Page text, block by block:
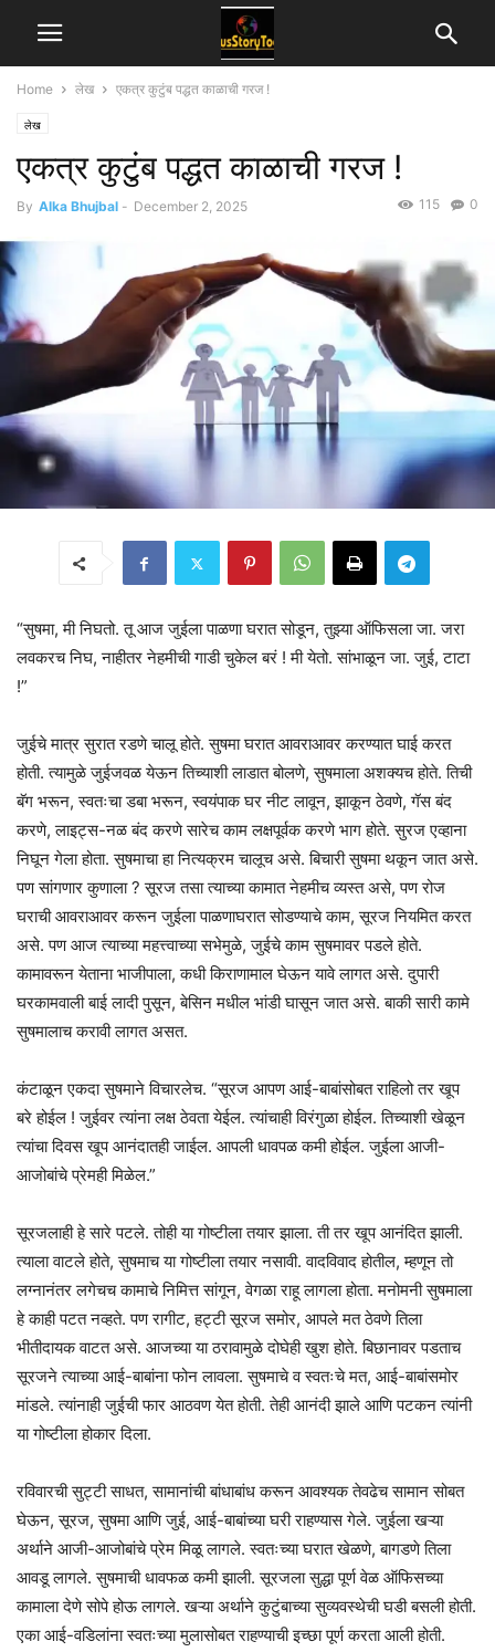
Home लेख एकत्र कुटुंब पद्धत काळाची गरज !
लेख
एकत्र कुटुंब पद्धत काळाची गरज !
By Alka Bhujbal - December 2, 2025 0
115
“सुषमा, मी निघतो. तू आज जुईला पाळणा घरात सोडून, तुझ्या ऑफिसला जा. जरा
लवकरच निघ, नाहीतर नेहमीची गाडी चुकेल बरं ! मी येतो. सांभाळून जा. जुई, टाटा
!”
जुईचे मात्र सुरात रडणे चालू होते. सुषमा घरात आवराआवर करण्यात घाई करत
होती. त्यामुळे जुईजवळ येऊन तिच्याशी लाडात बोलणे, सुषमाला अशक्यच होते. तिची
बॅग भरून, स्वतःचा डबा भरून, स्वयंपाक घर नीट लावून, झाकून ठेवणे, गॅस बंद
करणे, लाइट्स-नळ बंद करणे सारेच काम लक्षपूर्वक करणे भाग होते. सुरज एव्हाना
निघून गेला होता. सुषमाचा हा नित्यक्रम चालूच असे. बिचारी सुषमा थकून जात असे.
पण सांगणार कुणाला ? सूरज तसा त्याच्या कामात नेहमीच व्यस्त असे, पण रोज
घराची आवराआवर करून जुईला पाळणाघरात सोडण्याचे काम, सूरज नियमित करत
असे. पण आज त्याच्या महत्त्वाच्या सभेमुळे, जुईचे काम सुषमावर पडले होते.
कामावरून येताना भाजीपाला, कधी किराणामाल घेऊन यावे लागत असे. दुपारी
घरकामवाली बाई लादी पुसून, बेसिन मधील भांडी घासून जात असे. बाकी सारी कामे
सुषमालाच करावी लागत असत.
कंटाळून एकदा सुषमाने विचारलेच. “सूरज आपण आई-बाबांसोबत राहिलो तर खूप
बरे होईल ! जुईवर त्यांना लक्ष ठेवता येईल. त्यांचाही विरंगुळा होईल. तिच्याशी खेळून
त्यांचा दिवस खूप आनंदातही जाईल. आपली धावपळ कमी होईल. जुईला आजी-
आजोबांचे प्रेमही मिळेल.”
सूरजलाही हे सारे पटले. तोही या गोष्टीला तयार झाला. ती तर खूप आनंदित झाली.
त्याला वाटले होते, सुषमाच या गोष्टीला तयार नसावी. वादविवाद होतील, म्हणून तो
लग्नानंतर लगेचच कामाचे निमित्त सांगून, वेगळा राहू लागला होता. मनोमनी सुषमाला
हे काही पटत नव्हते. पण रागीट, हट्टी सूरज समोर, आपले मत ठेवणे तिला
भीतीदायक वाटत असे. आजच्या या ठरावामुळे दोघेही खुश होते. बिछानावर पडताच
सूरजने त्याच्या आई-बाबांना फोन लावला. सुषमाचे व स्वतःचे मत, आई-बाबांसमोर
मांडले. त्यांनाही जुईची फार आठवण येत होती. तेही आनंदी झाले आणि पटकन त्यांनी
या गोष्टीला होकार दिला.
रविवारची सुट्टी साधत, सामानांची बांधाबांध करून आवश्यक तेवढेच सामान सोबत
घेऊन, सूरज, सुषमा आणि जुई, आई-बाबांच्या घरी राहण्यास गेले. जुईला खऱ्या
अर्थाने आजी-आजोबांचे प्रेम मिळू लागले. स्वतःच्या घरात खेळणे, बागडणे तिला
आवडू लागले. सुषमाची धावफळ कमी झाली. सूरजला सुद्धा पूर्ण वेळ ऑफिसच्या
कामाला देणे सोपे होऊ लागले. खऱ्या अर्थाने कुटुंबाच्या सुव्यवस्थेची घडी बसली होती.
एका आई-वडिलांना स्वतःच्या मुलासोबत राहण्याची इच्छा पूर्ण करता आली होती.